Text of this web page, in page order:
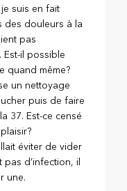
suis en fait
des douleurs à la
pas
Est-il possible
quand même?
un nettoyage
puis de faire
37. Est-ce censé
éviter de vider
pas d’infection, il
une.